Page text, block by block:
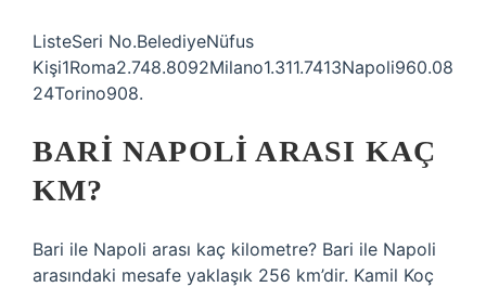
ListeSeri No.BelediyeNüfus
Kişi1Roma2.748.8092Milano1.311.7413Napoli960.08
24Torino908.
BARI NAPOLI ARASI KAÇ
KM?
Bari ile Napoli arası kaç kilometre? Bari ile Napoli
arasındaki mesafe yaklaşık 256 km’dir. Kamil Koç